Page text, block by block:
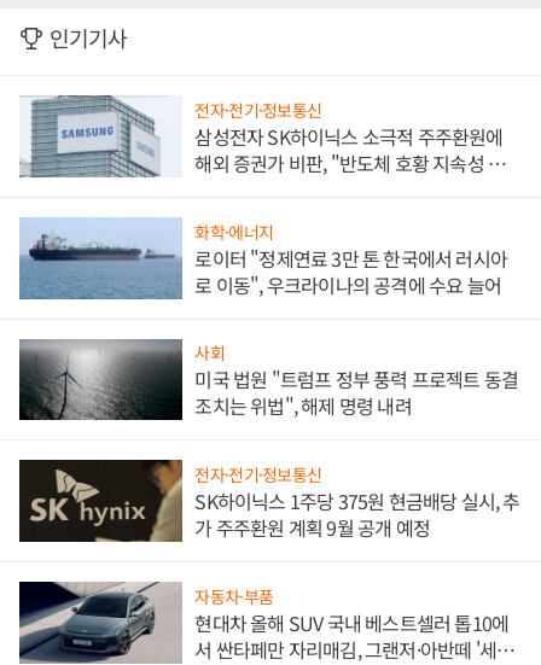
인기기사
전자·전기·정보통신
삼성전자 SK하이닉스 소극적 주주환원에
해외 증권가 비판, "반도체 호황 지속성 의
화학·에너지
로이터 "정제연료 3만 톤 한국에서 러시아
로 이동", 우크라이나의 공격에 수요 늘어
사회
미국 법원 "트럼프 정부 풍력 프로젝트 동결
조치는 위법", 해제 명령 내려
전자·전기·정보통신
SK하이닉스 1주당 375원 현금배당 실시, 추
가 주주환원 계획 9월 공개 예정
자동차·부품
현대차 올해 SUV 국내 베스트셀러 톱10에
서 싼타페만 자리매김, 그랜저·아반떼 '세단